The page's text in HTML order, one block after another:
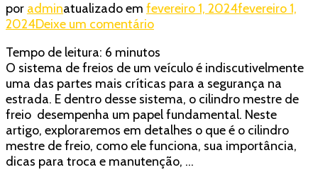
por adminatualizado em fevereiro 1, 2024fevereiro 1,
2024Deixe um comentárioem
mestre
de
freio:
Manual
de
cuidados
e
manutenções!
Tempo de leitura: 6 minutos
O sistema de freios de um veículo é indiscutivelmente
uma das partes mais críticas para a segurança na
estrada. E dentro desse sistema, o cilindro mestre de
freio desempenha um papel fundamental. Neste
artigo, exploraremos em detalhes o que é o cilindro
mestre de freio, como ele funciona, sua importância,
dicas para troca e manutenção, …